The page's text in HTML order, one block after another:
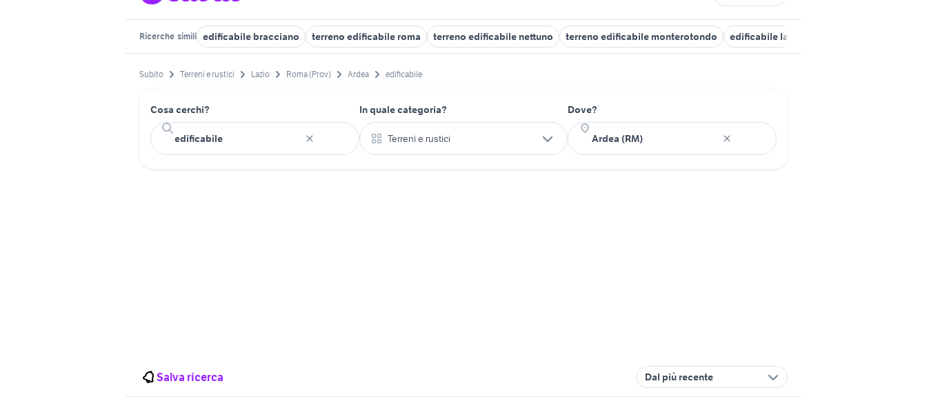
Ricerche simili edificabile bracciano terreno edificabile roma terreno edificabile nettuno terreno edificabile monterotondo edificabile latina
Subito Terreni e rustici Lazio Roma (Prov) Ardea edificabile
Cosa cerchi? In quale categoria?
Terreni e rustici
Dove?
Salva ricerca Dal più recente